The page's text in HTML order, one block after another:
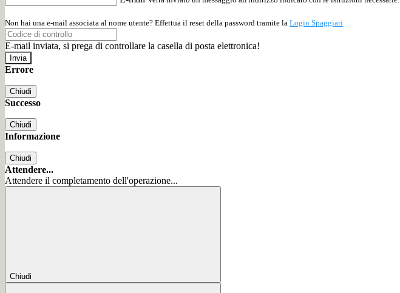
Non hai una e-mail associata al nome utente? Effettua il reset della password tramite la Login Spaggiari
E-mail inviata, si prega di controllare la casella di posta elettronica!
Errore
Chiudi
Successo
Chiudi
Informazione
Chiudi
Attendere...
Attendere il completamento dell'operazione...
Chiudi